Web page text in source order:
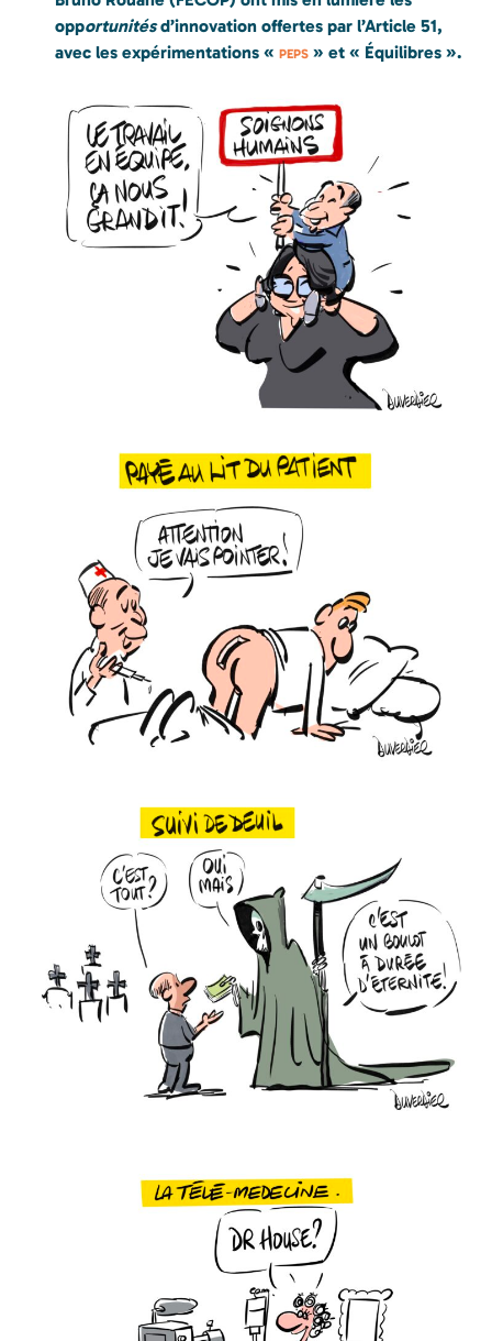
opportunitésd’innovation offertes par l’Article 51,
avec les expérimentations « PEPS » et « Équilibres ».